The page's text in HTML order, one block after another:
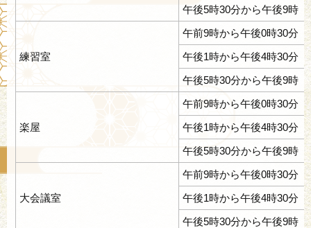
午後5時30分から午後9時
練習室
午前9時から午後0時30分
午後1時から午後4時30分
午後5時30分から午後9時
楽屋
午前9時から午後0時30分
午後1時から午後4時30分
午後5時30分から午後9時
大会議室
午前9時から午後0時30分
午後1時から午後4時30分
午後5時30分から午後9時